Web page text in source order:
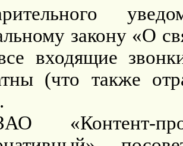
закону «О
входящие
(что также
«Контент-